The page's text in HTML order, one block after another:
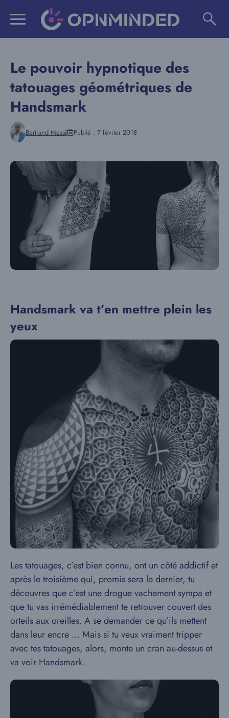
Le pouvoir hypnotique des
tatouages géométriques de
Handsmark
Bertrand Messi Publié : 7 février 2018
Handsmark va t’en mettre plein les
yeux
Les tatouages, c’est bien connu, ont un côté addictif et
après le troisième qui, promis sera le dernier, tu
découvres que c’est une drogue vachement sympa et
que tu vas irrémédiablement te retrouver couvert des
orteils aux oreilles. A se demander ce qu’ils mettent
dans leur encre … Mais si tu veux vraiment tripper
avec tes tatouages, alors, monte un cran au-dessus et
va voir Handsmark.